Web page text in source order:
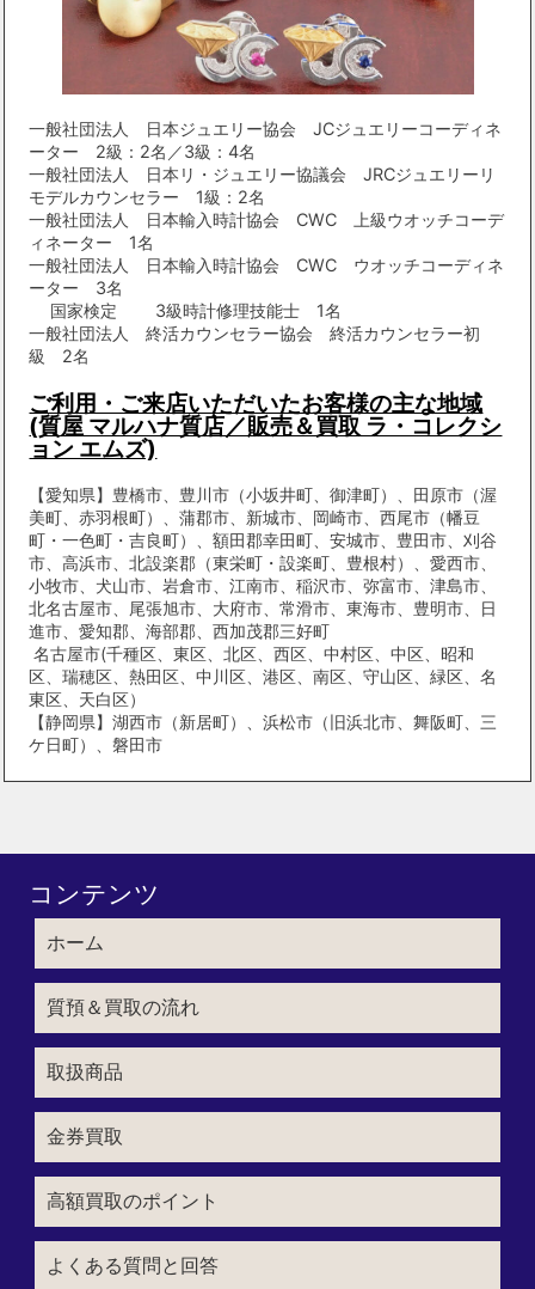
一般社団法人 日本ジュエリー協会 JCジュエリーコーディネ
ーター 2級：2名／3級：4名
一般社団法人 日本リ・ジュエリー協議会 JRCジュエリーリ
モデルカウンセラー 1級：2名
一般社団法人 日本輸入時計協会 CWC 上級ウオッチコーデ
ィネーター 1名
一般社団法人 日本輸入時計協会 CWC ウオッチコーディネ
ーター 3名
国家検定 3級時計修理技能士 1名
一般社団法人 終活カウンセラー協会 終活カウンセラー初
級 2名
ご利用・ご来店いただいたお客様の主な地域
(質屋 マルハナ質店／販売＆買取 ラ・コレクシ
ョン エムズ)
【愛知県】豊橋市、豊川市（小坂井町、御津町）、田原市（渥
美町、赤羽根町）、蒲郡市、新城市、岡崎市、西尾市（幡豆
町・一色町・吉良町）、額田郡幸田町、安城市、豊田市、刈谷
市、高浜市、北設楽郡（東栄町・設楽町、豊根村）、愛西市、
小牧市、犬山市、岩倉市、江南市、稲沢市、弥富市、津島市、
北名古屋市、尾張旭市、大府市、常滑市、東海市、豊明市、日
進市、愛知郡、海部郡、西加茂郡三好町
名古屋市(千種区、東区、北区、西区、中村区、中区、昭和
区、瑞穂区、熱田区、中川区、港区、南区、守山区、緑区、名
東区、天白区）
【静岡県】湖西市（新居町）、浜松市（旧浜北市、舞阪町、三
ケ日町）、磐田市
コンテンツ
ホーム
質預＆買取の流れ
取扱商品
金券買取
高額買取のポイント
よくある質問と回答